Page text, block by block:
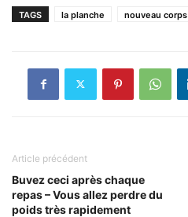
TAGS la planche nouveau corps
Article précédent
Buvez ceci après chaque
repas – Vous allez perdre du
poids très rapidement